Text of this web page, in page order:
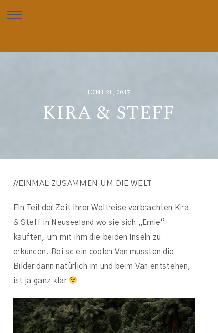
JUNI 21, 2017
KIRA & STEFF
//EINMAL ZUSAMMEN UM DIE WELT
Ein Teil der Zeit ihrer Weltreise verbrachten Kira
& Steff in Neuseeland wo sie sich „Ernie“
kauften, um mit ihm die beiden Inseln zu
erkunden. Bei so ein coolen Van mussten die
Bilder dann natürlich im und beim Van entstehen,
ist ja ganz klar